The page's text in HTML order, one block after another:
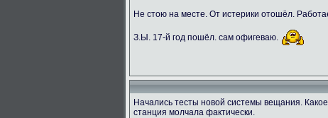
Не стою на месте. От истерики отошёл.
З.Ы. 17-й год пошёл. сам офигеваю.
Начались тесты новой системы вещания.
станция молчала фактически.